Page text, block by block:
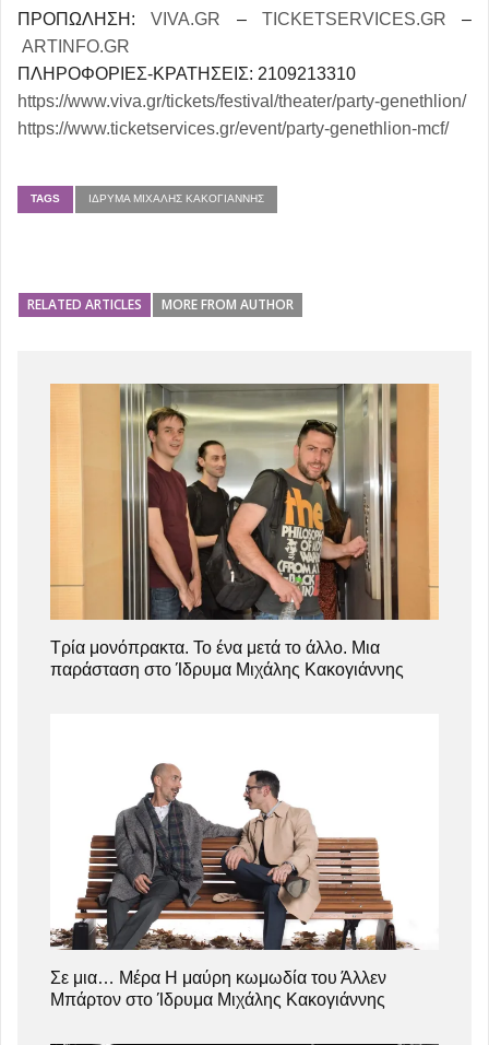
ΠΡΟΠΩΛΗΣΗ:VIVA.GR – TICKETSERVICES.GR –
ARTINFO.GR
ΠΛΗΡΟΦΟΡΙΕΣ-ΚΡΑΤΗΣΕΙΣ: 2109213310
https://www.viva.gr/tickets/festival/theater/party-genethlion/
https://www.ticketservices.gr/event/party-genethlion-mcf/
TAGS ΊΔΡΥΜΑ ΜΙΧΆΛΗΣ ΚΑΚΟΓΙΆΝΝΗΣ
RELATED ARTICLES MORE FROM AUTHOR
Τρία μονόπρακτα. Το ένα μετά το άλλο. Μια
παράσταση στο Ίδρυμα Μιχάλης Κακογιάννης
Σε μια… Μέρα Η μαύρη κωμωδία του Άλλεν
Μπάρτον στο Ίδρυμα Μιχάλης Κακογιάννης